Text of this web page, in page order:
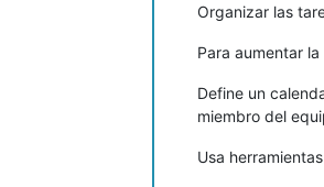
Organizar las
Para aumentar
Define un
miembro del
Usa